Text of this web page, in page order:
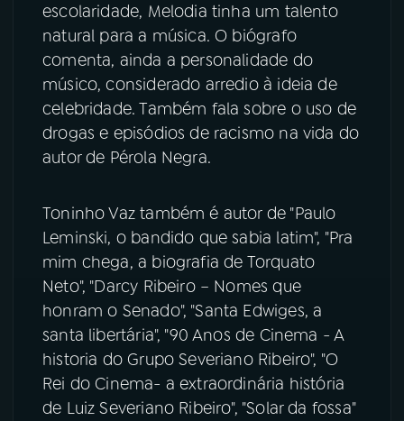
escolaridade, Melodia tinha um talento
natural para a música. O biógrafo
comenta, ainda a personalidade do
músico, considerado arredio à ideia de
celebridade. Também fala sobre o uso de
drogas e episódios de racismo na vida do
autor de Pérola Negra.
Toninho Vaz também é autor de "Paulo
Leminski, o bandido que sabia latim", "Pra
mim chega, a biografia de Torquato
Neto", "Darcy Ribeiro – Nomes que
honram o Senado", "Santa Edwiges, a
santa libertária", "90 Anos de Cinema - A
historia do Grupo Severiano Ribeiro", "O
Rei do Cinema- a extraordinária história
de Luiz Severiano Ribeiro", "Solar da fossa"